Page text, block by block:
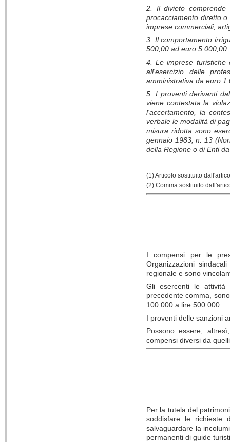
2. Il divieto comprende
procacciamento diretto
imprese commerciali,
3. Il comportamento
500,00 ad euro 5.000,00.
4. Le imprese turistiche
all'esercizio delle
amministrativa da euro
5. I proventi derivanti
viene contestata la
l'accertamento, la
verbale le modalità di
misura ridotta sono
gennaio 1983, n. 13
della Regione o di Enti
(1) Articolo sostituito
(2) Comma sostituito
I compensi per le
Organizzazioni
regionale e sono
Gli esercenti le attività
precedente comma,
100.000 a lire 500.000.
I proventi delle sanzioni
Possono essere,
compensi diversi da
Per la tutela del
soddisfare le richieste
salvaguardare la
permanenti di guide